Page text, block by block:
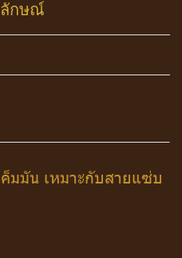
ลักษณ์
มมัน เหมาะกับสายแซ่บ